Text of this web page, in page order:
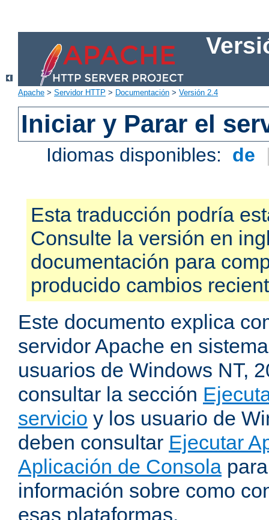
Apache > Servidor HTTP > Documentación > Versión 2.4
Iniciar y Parar el
Idiomas disponibles: de
Esta traducción podría
Consulte la versión en
documentación para
producido cambios
Este documento explica
servidor Apache en
usuarios de Windows NT,
consultar la sección
servicio y los usuario de
deben consultar Ejecutar
Aplicación de Consola
información sobre como
esas plataformas.